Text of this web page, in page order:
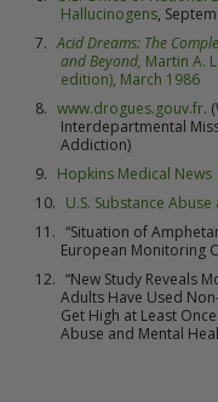
Hallucinogens,
Acid Dreams: The
and Beyond, Martin A.
edition), March 1986
www.drogues.gouv.fr.
Interdepartmental
Addiction)
Hopkins Medical News
U.S. Substance
“Situation of
European Monitoring
“New Study Reveals
Adults Have Used
Get High at Least
Abuse and Mental